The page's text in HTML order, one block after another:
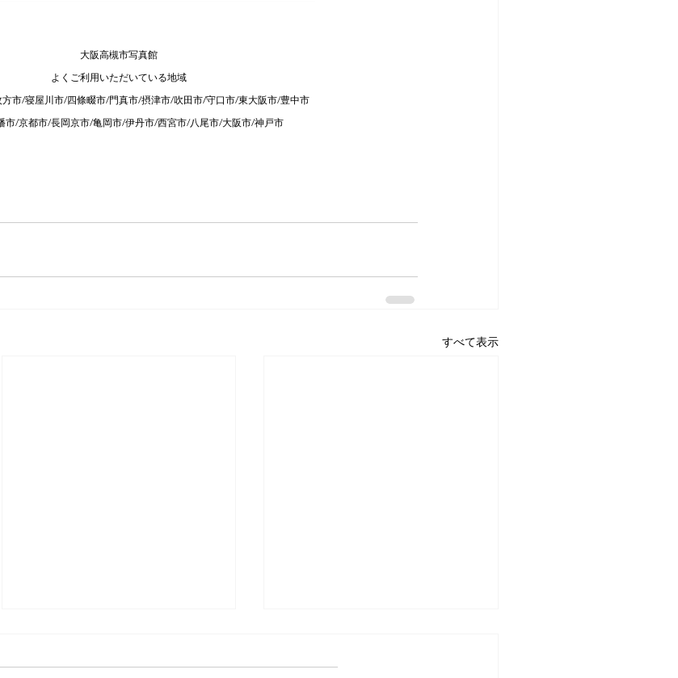
大阪高槻市写真館
よくご利用いただいている地域
市/寝屋川市/四條畷市/門真市/摂津市/吹田市/守口市/東大阪市/豊中市
市/京都市/長岡京市/亀岡市/伊丹市/西宮市/八尾市/大阪市/神戸市
すべて表示